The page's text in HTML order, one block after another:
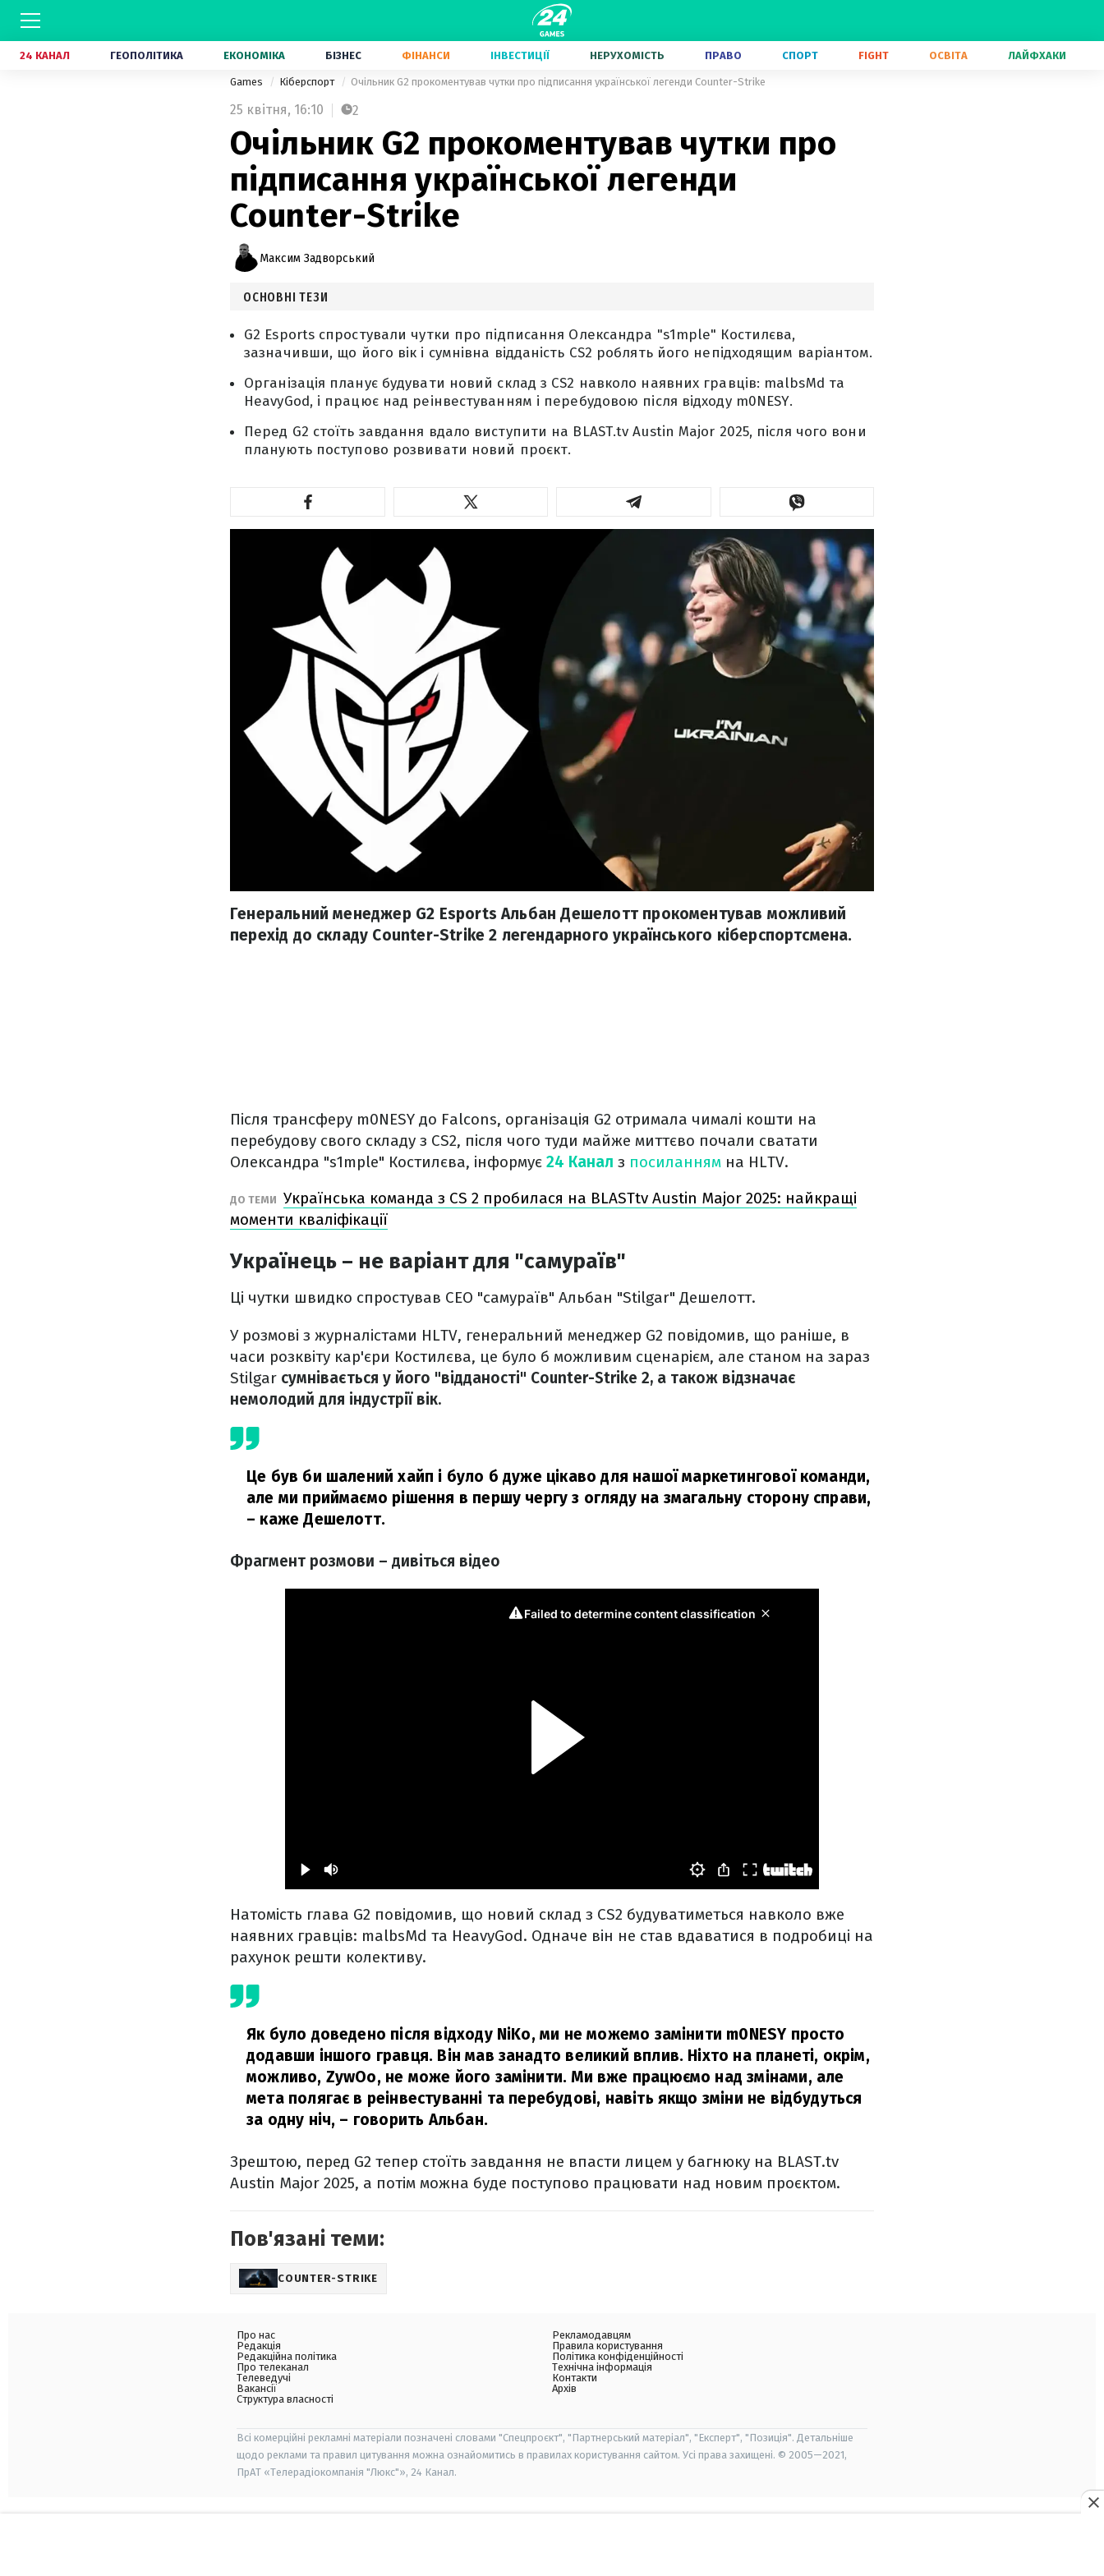
24 КАНАЛ ГЕОПОЛІТИКА ЕКОНОМІКА БІЗНЕС ФІНАНСИ ІНВЕСТИЦІЇ НЕРУХОМІСТЬ ПРАВО СПОРТ FIGHT ОСВІТА ЛАЙФХАКИ
Games Кіберспорт Очільник G2 прокоментував чутки про підписання української легенди Counter-Strike
25 квітня, 16:10 2
Очільник G2 прокоментував чутки про
підписання української легенди
Counter-Strike
Максим Задворський
ОСНОВНІ ТЕЗИ
G2 Esports спростували чутки про підписання Олександра "s1mple" Костилєва,
зазначивши, що його вік і сумнівна відданість CS2 роблять його непідходящим варіантом.
Організація планує будувати новий склад з CS2 навколо наявних гравців: malbsMd та
HeavyGod, і працює над реінвестуванням і перебудовою після відходу m0NESY.
Перед G2 стоїть завдання вдало виступити на BLAST.tv Austin Major 2025, після чого вони
планують поступово розвивати новий проєкт.
Генеральний менеджер G2 Esports Альбан Дешелотт прокоментував можливий
перехід до складу Counter-Strike 2 легендарного українського кіберспортсмена.
Після трансферу m0NESY до Falcons, організація G2 отримала чималі кошти на
перебудову свого складу з CS2, після чого туди майже миттєво почали сватати
Олександра "s1mple" Костилєва, інформує 24 Канал з посиланням на HLTV.
ДО ТЕМИ Українська команда з CS 2 пробилася на BLASTtv Austin Major 2025: найкращі
моменти кваліфікації
Українець – не варіант для "самураїв"
Ці чутки швидко спростував CEO "самураїв" Альбан "Stilgar" Дешелотт.
У розмові з журналістами HLTV, генеральний менеджер G2 повідомив, що раніше, в
часи розквіту кар'єри Костилєва, це було б можливим сценарієм, але станом на зараз
Stilgar сумнівається у його "відданості" Counter-Strike 2, а також відзначає
немолодий для індустрії вік.
Це був би шалений хайп і було б дуже цікаво для нашої маркетингової команди,
але ми приймаємо рішення в першу чергу з огляду на змагальну сторону справи,
– каже Дешелотт.
Фрагмент розмови – дивіться відео
Натомість глава G2 повідомив, що новий склад з CS2 будуватиметься навколо вже
наявних гравців: malbsMd та HeavyGod. Одначе він не став вдаватися в подробиці на
рахунок решти колективу.
Як було доведено після відходу NiKo, ми не можемо замінити m0NESY просто
додавши іншого гравця. Він мав занадто великий вплив. Ніхто на планеті, окрім,
можливо, ZywOo, не може його замінити. Ми вже працюємо над змінами, але
мета полягає в реінвестуванні та перебудові, навіть якщо зміни не відбудуться
за одну ніч, – говорить Альбан.
Зрештою, перед G2 тепер стоїть завдання не впасти лицем у багнюку на BLAST.tv
Austin Major 2025, а потім можна буде поступово працювати над новим проєктом.
Пов'язані теми:
COUNTER-STRIKE
Про нас
Редакція
Редакційна політика
Про телеканал
Телеведучі
Вакансії
Структура власності
Рекламодавцям
Правила користування
Політика конфіденційності
Технічна інформація
Контакти
Архів
Всі комерційні рекламні матеріали позначені словами "Спецпроєкт", "Партнерський матеріал", "Експерт", "Позиція". Детальніше
щодо реклами та правил цитування можна ознайомитись в правилах користування сайтом. Усі права захищені. © 2005—2021,
ПрАТ «Телерадіокомпанія "Люкс"», 24 Канал.